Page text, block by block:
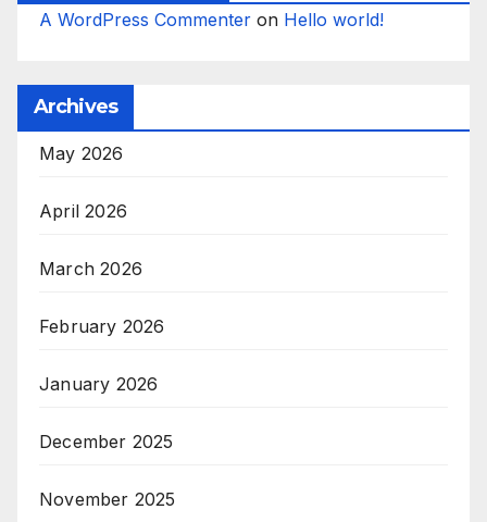
A WordPress Commenter on Hello world!
Archives
May 2026
April 2026
March 2026
February 2026
January 2026
December 2025
November 2025